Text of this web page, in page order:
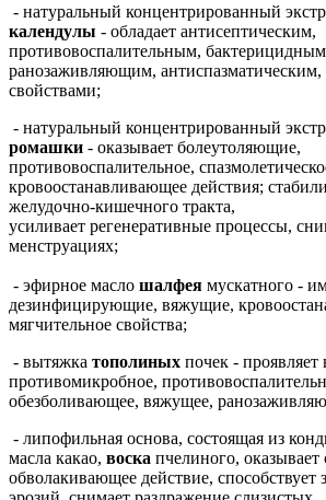
- натуральный концентрированный
календулы - обладает антисептическим,
противовоспалительным,
ранозаживляющим,
свойствами;
- натуральный концентрированный
ромашки - оказывает болеутоляющие,
противовоспалительное,
кровоостанавливающее действия;
желудочно-кишечного тракта,
усиливает регенеративные процессы,
менструациях;
- эфирное масло шалфея мускатного -
дезинфицирующие, вяжущие,
мягчительное свойства;
- вытяжка тополиных почек -
противомикробное,
обезболивающее, вяжущее,
- липофильная основа, состоящая из
масла какао, воска пчелиного,
обволакивающее действие,